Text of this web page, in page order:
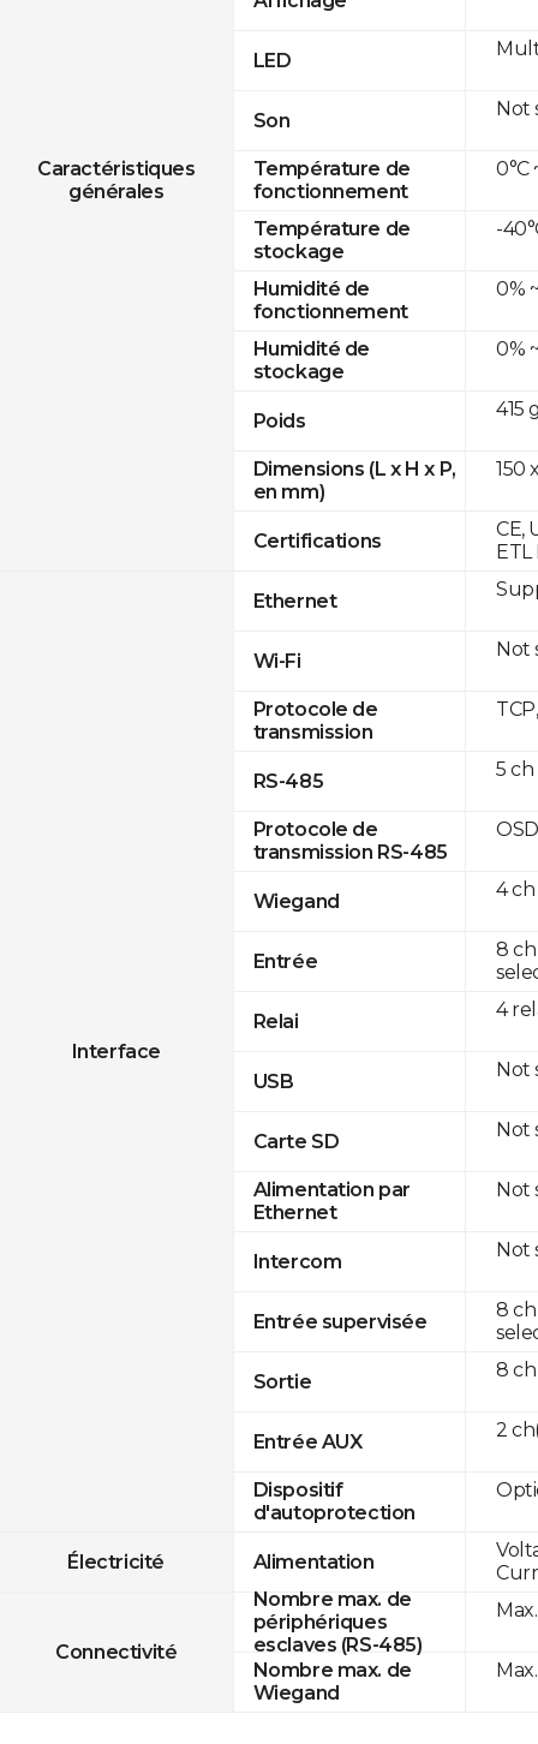
Caractéristiques
générales
LED
Son
Température de
fonctionnement
Température de
stockage
Humidité de
fonctionnement
Humidité de
stockage
Poids
Dimensions (L x H x P,
en mm)
Certifications
Interface
Ethernet
Wi-Fi
Protocole de
transmission
RS-485
Protocole de
transmission RS-485
Wiegand
Entrée
Relai
USB
Carte SD
Alimentation par
Ethernet
Intercom
Entrée supervisée
Sortie
Entrée AUX
Dispositif
d'autoprotection
Électricité Alimentation
Connectivité
Nombre max. de
périphériques
esclaves (RS-485)
Nombre max. de
Wiegand
Not
0°C
-
0%
0%
415
150
CE,
ETL
Not
5 ch
4 ch
8
4
Not
Not
Not
Not
8
8 ch
2